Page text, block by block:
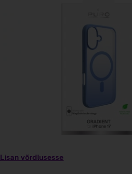
Lisan võrdlusesse